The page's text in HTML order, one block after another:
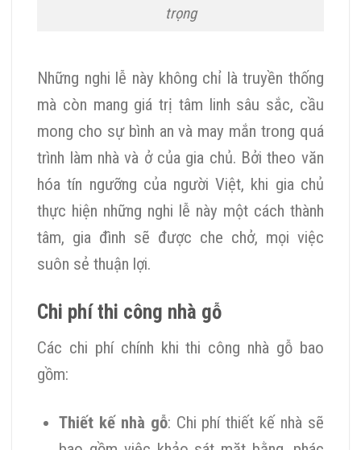
trọng
Những nghi lễ này không chỉ là truyền thống
mà còn mang giá trị tâm linh sâu sắc, cầu
mong cho sự bình an và may mắn trong quá
trình làm nhà và ở của gia chủ. Bởi theo văn
hóa tín ngưỡng của người Việt, khi gia chủ
thực hiện những nghi lễ này một cách thành
tâm, gia đình sẽ được che chở, mọi việc
suôn sẻ thuận lợi.
Chi phí thi công nhà gỗ
Các chi phí chính khi thi công nhà gỗ bao
gồm:
Thiết kế nhà gỗ: Chi phí thiết kế nhà sẽ